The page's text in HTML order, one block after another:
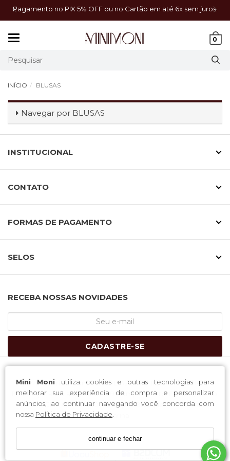
Pagamento no PIX 5% OFF ou no Cartão em até 6x sem juros.
0
Mini Moni utiliza cookies e outras tecnologias para
melhorar sua experiência de compra e personalizar
anúncios, ao continuar navegando você concorda com
nossa Política de Privacidade
continuar e fechar
INÍCIO BLUSAS
Navegar por BLUSAS
INSTITUCIONAL
CONTATO
FORMAS DE PAGAMENTO
SELOS
RECEBA NOSSAS NOVIDADES
CADASTRE-SE
H-4 Industria e Comercio LTDA / CNPJ: 11.169.447/0001-05
Endereço: Rua Lauro Muller, 59 Complemento: Fundos; Bairro:
Centro CEP: 88353-040 Município: Brusque Estado: Santa
Catarina